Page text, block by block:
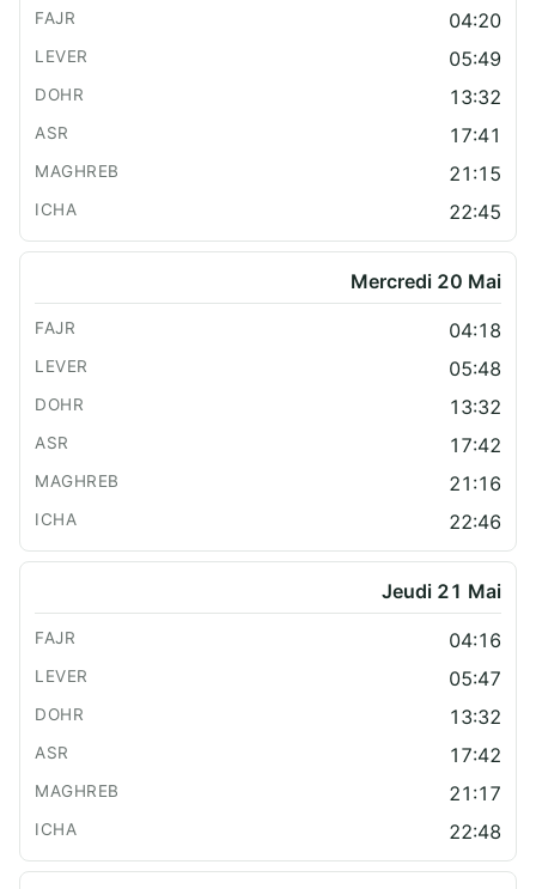
04:20
05:49
13:32
17:41
21:15
22:45
Mercredi 20 Mai
04:18
05:48
13:32
17:42
21:16
22:46
Jeudi 21 Mai
04:16
05:47
13:32
17:42
21:17
22:48